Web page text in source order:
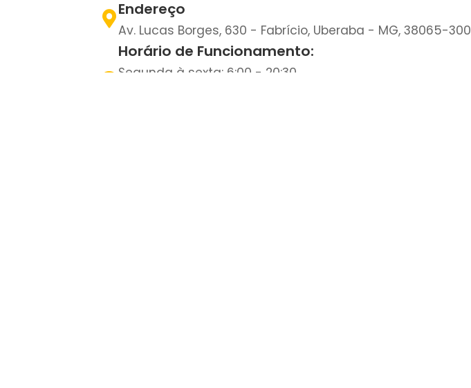
Endereço
Av. Lucas Borges, 630 - Fabrício, Uberaba - MG, 38065-300​
Horário de Funcionamento:
Segunda à sexta: 6:00 - 20:30